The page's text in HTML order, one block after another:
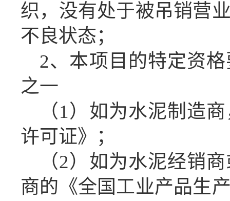
织，没有处于被吊销营
不良状态；
2、本项目的特定资
之一
（1）如为水泥制造
许可证》；
（2）如为水泥经销
商的《全国工业产品生